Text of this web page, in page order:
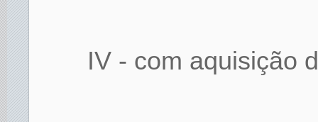
IV - com aquisição